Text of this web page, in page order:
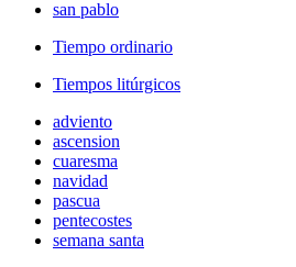
san pablo
Tiempo ordinario
Tiempos litúrgicos
adviento
ascension
cuaresma
navidad
pascua
pentecostes
semana santa